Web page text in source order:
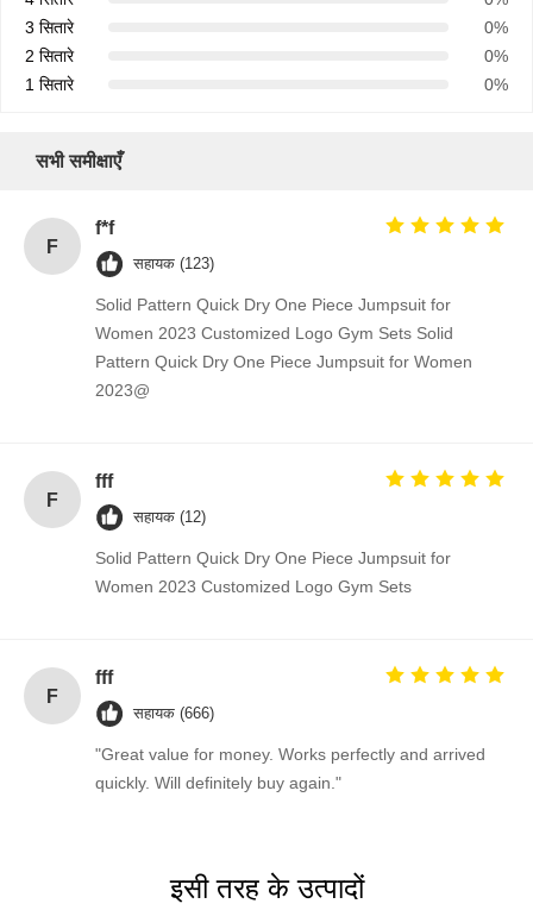
3 सितारे
0%
2 सितारे
0%
1 सितारे
0%
सभी समीक्षाएँ
F
f*f
सहायक (123)
Solid Pattern Quick Dry One Piece Jumpsuit for
Women 2023 Customized Logo Gym Sets Solid
Pattern Quick Dry One Piece Jumpsuit for Women
2023@
F
fff
सहायक (12)
Solid Pattern Quick Dry One Piece Jumpsuit for
Women 2023 Customized Logo Gym Sets
F
fff
सहायक (666)
"Great value for money. Works perfectly and arrived
quickly. Will definitely buy again."
इसी तरह के उत्पादों